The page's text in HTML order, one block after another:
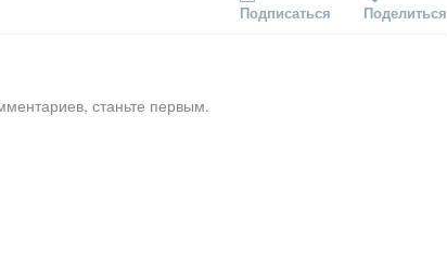
Подписаться Поделиться
станьте первым.